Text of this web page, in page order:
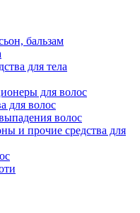
бальзам
для тела
для волос
для волос
волос
и прочие средства для